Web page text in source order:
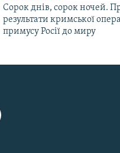
Сорок днів, сорок ночей.
результати кримської
примусу Росії до миру